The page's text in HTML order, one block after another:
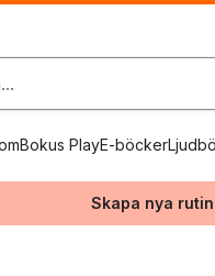
Bokus PlayE-böcker
Skapa nya